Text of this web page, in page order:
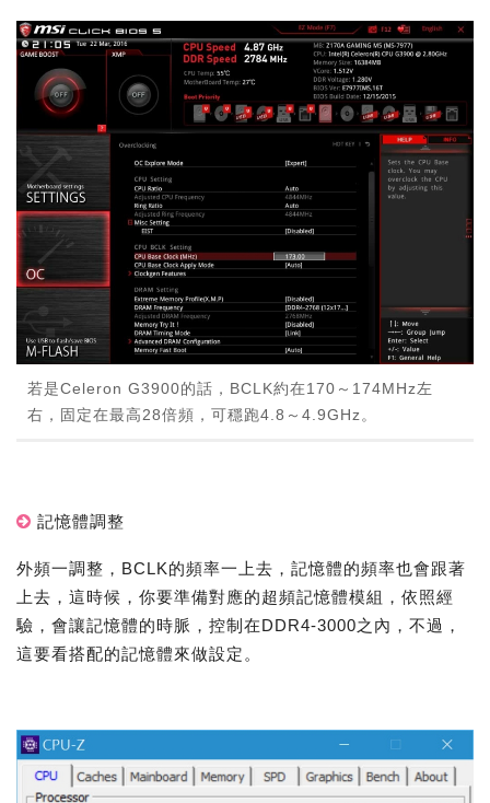
若是Celeron G3900的話，BCLK約在170～174MHz左
右，固定在最高28倍頻，可穩跑4.8～4.9GHz。
記憶體調整
外頻一調整，BCLK的頻率一上去，記憶體的頻率也會跟著
上去，這時候，你要準備對應的超頻記憶體模組，依照經
驗，會讓記憶體的時脈，控制在DDR4-3000之內，不過，
這要看搭配的記憶體來做設定。